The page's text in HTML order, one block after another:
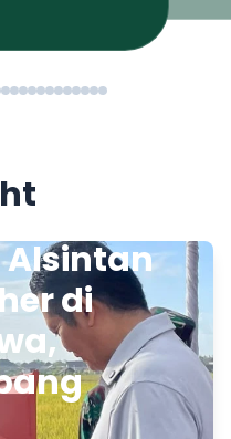
Alsintan
di